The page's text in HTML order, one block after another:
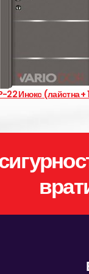
22 Инокс (лайстна +